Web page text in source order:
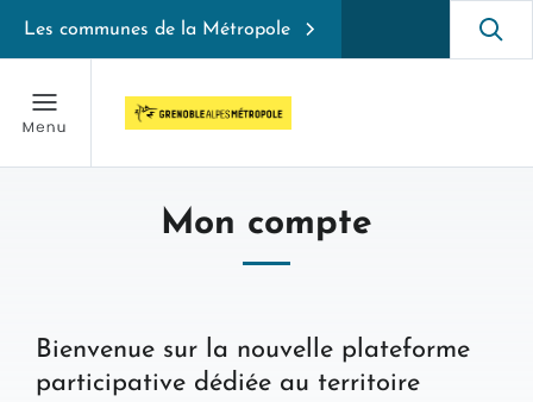
Les communes de la Métropole
Mon compte
Bienvenue sur la nouvelle plateforme
participative dédiée au territoire